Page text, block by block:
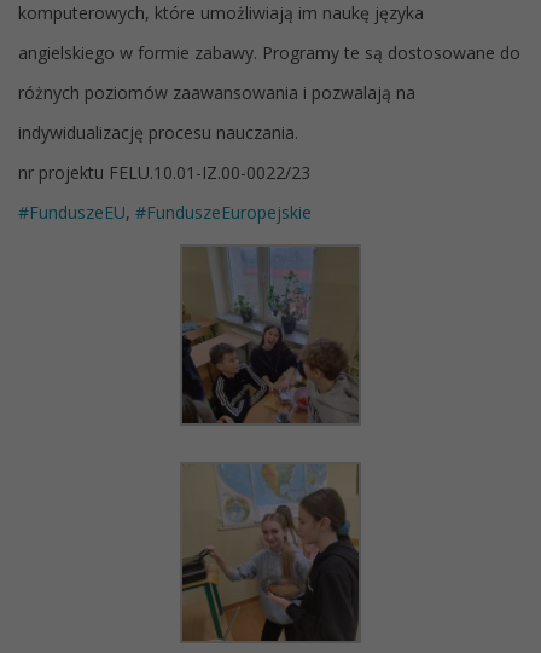
komputerowych, które umożliwiają im naukę języka
angielskiego w formie zabawy. Programy te są dostosowane do
różnych poziomów zaawansowania i pozwalają na
indywidualizację procesu nauczania.
nr projektu FELU.10.01-IZ.00-0022/23
#FunduszeEU, #FunduszeEuropejskie